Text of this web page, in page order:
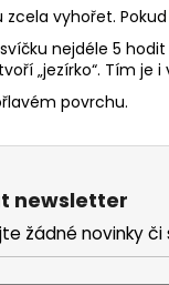
vyhořet.
nejdéle 5
„jezírko“. Tím je i
povrchu.
newsletter
žádné novinky či